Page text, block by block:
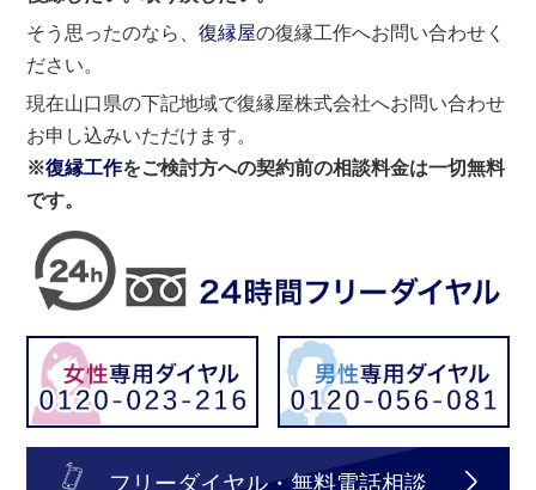
そう思ったのなら、復縁屋の復縁工作へお問い合わせく
ださい。
現在山口県の下記地域で復縁屋株式会社へお問い合わせ
お申し込みいただけます。
※復縁工作をご検討方への契約前の相談料金は一切無料
です。
フリーダイヤル・無料電話相談